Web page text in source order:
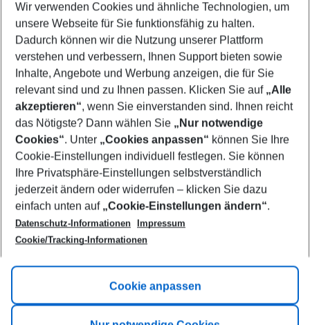
Select your date range
09/08/26–07/08/27 5-8 nights
Who will travel
2 adults No children
Show more filter
Footer
Footer navigation
Title A
Link A
Wir verwenden Cookies und ähnliche Technologien, um
unsere Webseite für Sie funktionsfähig zu halten.
Dadurch können wir die Nutzung unserer Plattform
verstehen und verbessern, Ihnen Support bieten sowie
Inhalte, Angebote und Werbung anzeigen, die für Sie
relevant sind und zu Ihnen passen. Klicken Sie auf „Alle
akzeptieren“, wenn Sie einverstanden sind. Ihnen reicht
das Nötigste? Dann wählen Sie „Nur notwendige
Cookies“. Unter „Cookies anpassen“ können Sie Ihre
Cookie-Einstellungen individuell festlegen. Sie können
Ihre Privatsphäre-Einstellungen selbstverständlich
jederzeit ändern oder widerrufen – klicken Sie dazu
einfach unten auf „Cookie-Einstellungen ändern“.
Datenschutz-Informationen
Impressum
Cookie/Tracking-Informationen
Cookie anpassen